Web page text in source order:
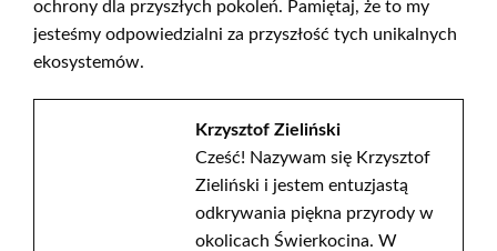
ochrony dla przyszłych pokoleń. Pamiętaj, że to my
jesteśmy odpowiedzialni za przyszłość tych unikalnych
ekosystemów.
Krzysztof Zieliński
Cześć! Nazywam się Krzysztof
Zieliński i jestem entuzjastą
odkrywania piękna przyrody w
okolicach Świerkocina. W